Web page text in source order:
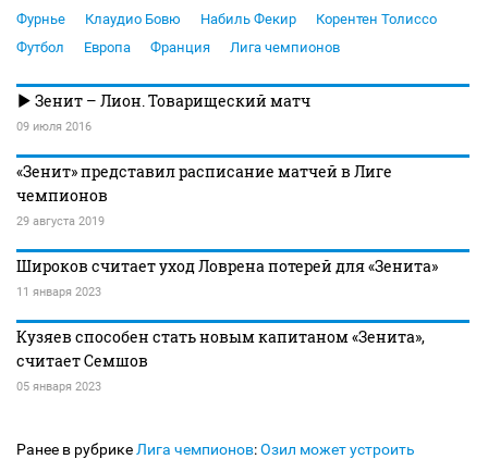
Фурнье
Клаудио Бовю Набиль Фекир
Корентен Толиссо
Футбол
Европа Франция Лига чемпионов
Зенит – Лион. Товарищеский матч
09 июля 2016
«Зенит» представил расписание матчей в Лиге
чемпионов
29 августа 2019
Широков считает уход Ловрена потерей для «Зенита»
11 января 2023
Кузяев способен стать новым капитаном «Зенита»,
считает Семшов
05 января 2023
Ранее в рубрике Лига чемпионов:Озил может устроить